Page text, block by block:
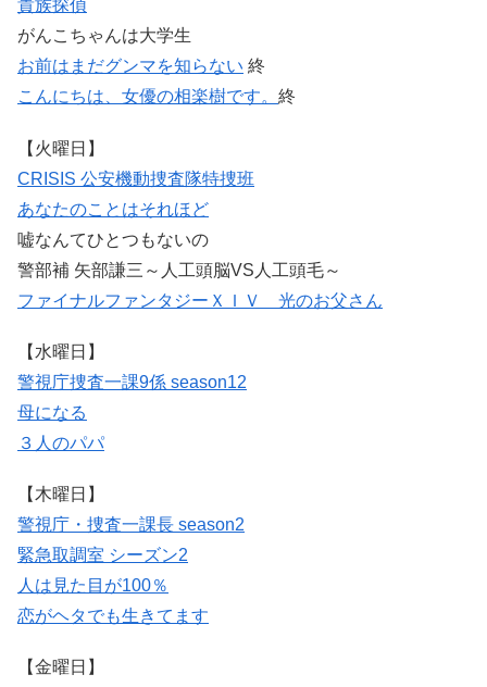
貴族探偵
がんこちゃんは大学生
お前はまだグンマを知らない 終
こんにちは、女優の相楽樹です。 終
【火曜日】
CRISIS 公安機動捜査隊特捜班
あなたのことはそれほど
嘘なんてひとつもないの
警部補 矢部謙三～人工頭脳VS人工頭毛～
ファイナルファンタジーＸＩＶ 光のお父さん
【水曜日】
警視庁捜査一課9係 season12
母になる
３人のパパ
【木曜日】
警視庁・捜査一課長 season2
緊急取調室 シーズン2
人は見た目が100％
恋がヘタでも生きてます
【金曜日】